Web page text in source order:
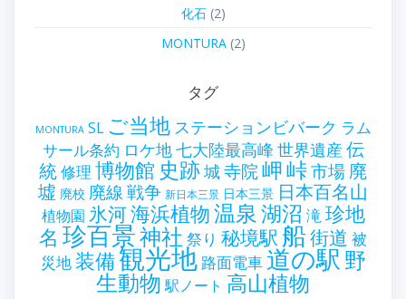
化石(2)
MONTURA(2)
タグ
MONTURA SL ご当地 ステーションビバーク ラム
サール条約 ロケ地七大陸最高峰 世界遺産 伝
統修理 博物館 史跡城寺院岬峠市場廃
墟 廃校 廃線戦争 新日本三景 日本三景 日本百名山
植物園 氷河海浜植物温泉湖沼 滝珍地
名 珍百景神社 祭り 秘境駅 船街道 被
災地装備観光地 路面電車道の駅野
生動物 駅ノート 高山植物